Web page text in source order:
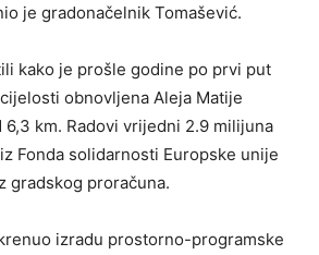
je gradonačelnik Tomašević.
kako je prošle godine po prvi put
obnovljena Aleja Matije
6,3 km. Radovi vrijedni 2.9 milijuna
Fonda solidarnosti Europske unije
gradskog proračuna.
izradu prostorno-programske